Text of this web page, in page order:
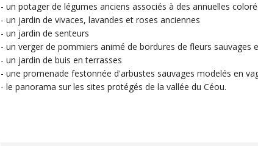
- un potager de légumes anciens associés à des annuelles
- un jardin de vivaces, lavandes et roses anciennes
- un jardin de senteurs
- un verger de pommiers animé de bordures de fleurs sauvages
- un jardin de buis en terrasses
- une promenade festonnée d'arbustes sauvages modelés en
- le panorama sur les sites protégés de la vallée du Céou.